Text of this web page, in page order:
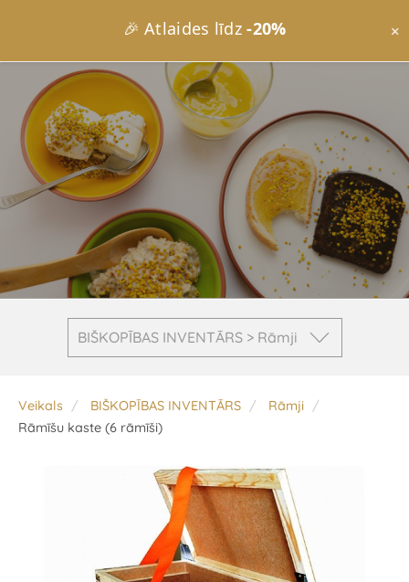
🎉 Atlaides līdz-20% ×
BIŠKOPĪBAS INVENTĀRS > ​Rāmji
Veikals BIŠKOPĪBAS INVENTĀRS
​Rāmji
Rāmīšu kaste (6 rāmīši)